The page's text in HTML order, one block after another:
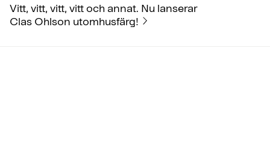
Vitt, vitt, vitt, vitt och annat. Nu lanserar
Clas Ohlson utomhusfärg!